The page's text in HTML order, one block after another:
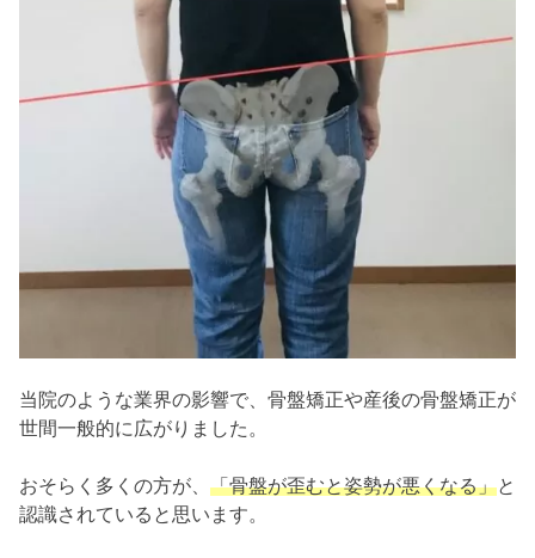
当院のような業界の影響で、骨盤矯正や産後の骨盤矯正が
世間一般的に広がりました。
おそらく多くの方が、 「骨盤が歪むと姿勢が悪くなる」と
認識されていると思います。